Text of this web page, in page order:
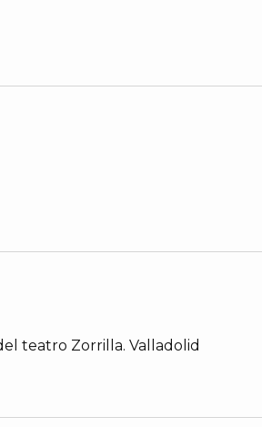
teatro Zorrilla. Valladolid